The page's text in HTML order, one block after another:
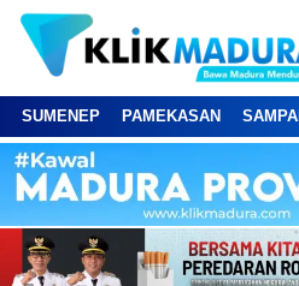
SUMENEP PAMEKASAN